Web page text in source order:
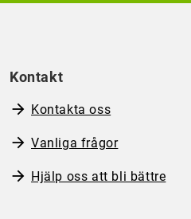
Kontakt
Kontakta oss
Vanliga frågor
Hjälp oss att bli bättre